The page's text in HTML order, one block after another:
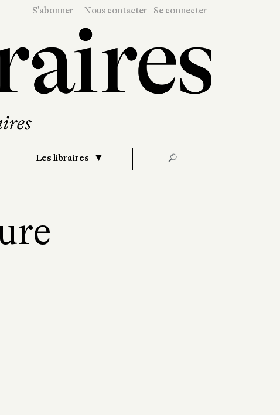
S'abonner Nous contacter Se connecter
Les libraires 🔎